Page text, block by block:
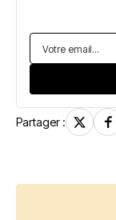
Partager :